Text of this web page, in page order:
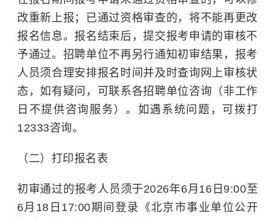
改重新上报；已通过资格审查的，将不能再更改
报名信息。报名结束后，提交报考申请的审核不
予通过。招聘单位不再另行通知初审结果，报考
人员须合理安排报名时间并及时查询网上审核状
态，如有疑问，可联系各招聘单位咨询（非工作
日不提供咨询服务）。如遇系统问题，可拨打
12333咨询。
（二）打印报名表
初审通过的报考人员须于2026年6月16日9:00至
6月18日17:00期间登录《北京市事业单位公开